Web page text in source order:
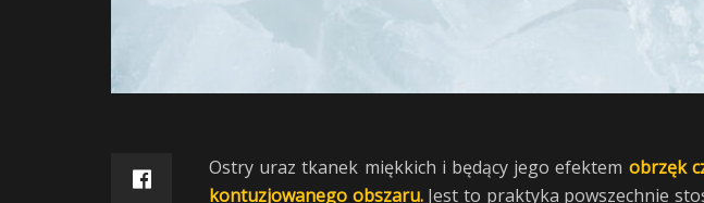
Ostry uraz tkanek miękkich i będący jego efektem obrzęk
kontuzjowanego obszaru. Jest to praktyka powszechnie